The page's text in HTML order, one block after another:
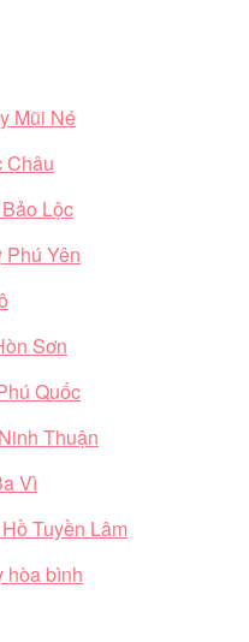
Mũi Né
Châu
Lộc
Phú Yên
Sơn
Quốc
Thuận
Vì
Tuyền Lâm
hòa bình